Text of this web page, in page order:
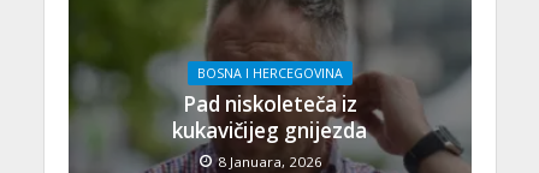
BOSNA I HERCEGOVINA
Pad niskoleteča iz
kukavičijeg gnijezda
8 Januara, 2026